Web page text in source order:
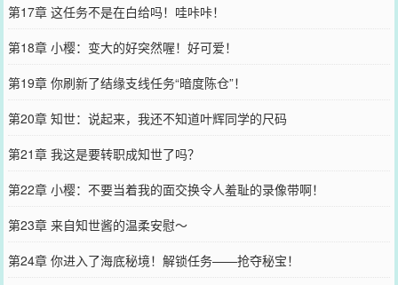
第17章 这任务不是在白给吗！哇咔咔！
第18章 小樱：变大的好突然喔！好可爱！
第19章 你刷新了结缘支线任务“暗度陈仓”！
第20章 知世：说起来，我还不知道叶辉同学的尺码
第21章 我这是要转职成知世了吗？
第22章 小樱：不要当着我的面交换令人羞耻的录像带啊！
第23章 来自知世酱的温柔安慰～
第24章 你进入了海底秘境！解锁任务——抢夺秘宝！